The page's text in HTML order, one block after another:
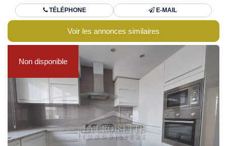
TÉLÉPHONE E-MAIL
Voir les annonces similaires
Non disponible
Non disponible